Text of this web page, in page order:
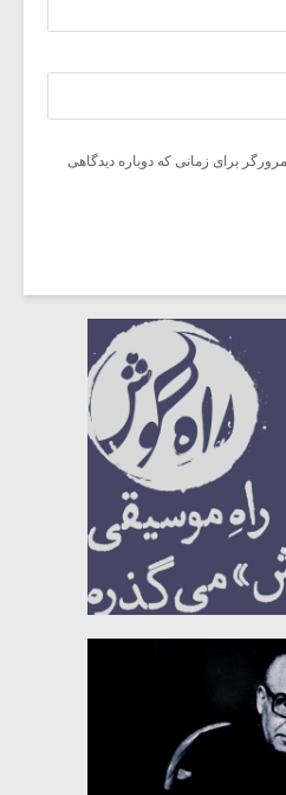
برای زمانی که دوباره دیدگاهی